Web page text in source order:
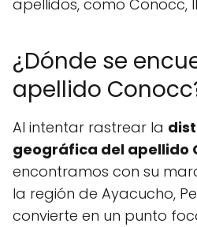
apellidos, como Conocc,
¿Dónde se
apellido
Al intentar rastrear la
geográfica del apellido
encontramos con su
la región de Ayacucho,
convierte en un punto